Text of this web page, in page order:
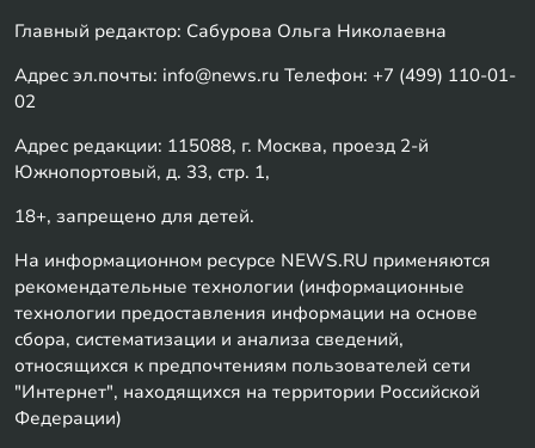
Главный редактор: Сабурова Ольга Николаевна
Адрес эл.почты: info@news.ru Телефон: +7 (499) 110-01-
02
Адрес редакции: 115088, г. Москва, проезд 2-й
Южнопортовый, д. 33, стр. 1,
18+, запрещено для детей.
На информационном ресурсе NEWS.RU применяются
рекомендательные технологии (информационные
технологии предоставления информации на основе
сбора, систематизации и анализа сведений,
относящихся к предпочтениям пользователей сети
"Интернет", находящихся на территории Российской
Федерации)